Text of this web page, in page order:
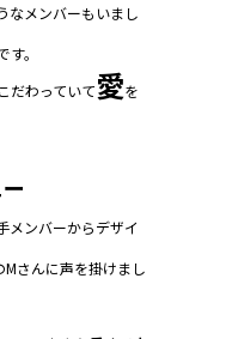
なメンバーもいまし
。
だわっていて愛を
メンバーからデザイ
さんに声を掛けまし